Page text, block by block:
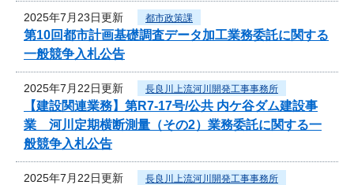
2025年7月23日更新 都市政策課
第10回都市計画基礎調査データ加工業務委託に関する
一般競争入札公告
2025年7月22日更新 長良川上流河川開発工事事務所
【建設関連業務】第R7-17号/公共 内ケ谷ダム建設事
業 河川定期横断測量（その2）業務委託に関する一
般競争入札公告
2025年7月22日更新 長良川上流河川開発工事事務所